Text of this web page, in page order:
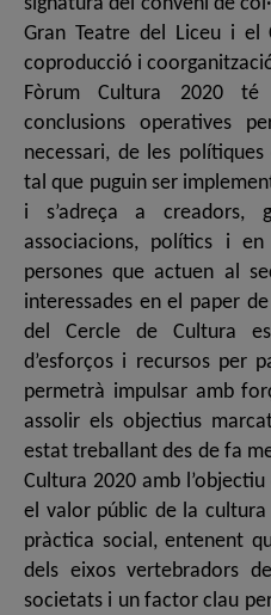
signatura del conveni de
Gran Teatre del Liceu i
coproducció i
Fòrum Cultura 2020 té
conclusions operatives
necessari, de les
tal que puguin ser
i s’adreça a creadors,
associacions, polítics i
persones que actuen al
interessades en el paper
del Cercle de Cultura
d’esforços i recursos per
permetrà impulsar amb
assolir els objectius
estat treballant des de fa
Cultura 2020 amb
el valor públic de la cultura
pràctica social, entenent
dels eixos vertebradors
societats i un factor clau